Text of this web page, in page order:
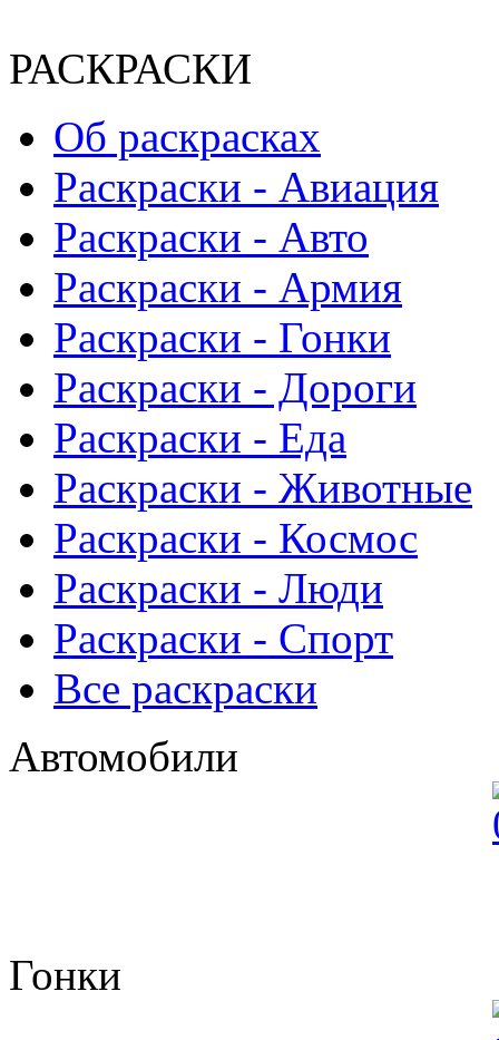
РАСКРАСКИ
Об раскрасках
Раскраски - Авиация
Раскраски - Авто
Раскраски - Армия
Раскраски - Гонки
Раскраски - Дороги
Раскраски - Еда
Раскраски - Животныe
Раскраски - Космос
Раскраски - Люди
Раскраски - Спорт
Все раскраски
Автомобили
Гонки